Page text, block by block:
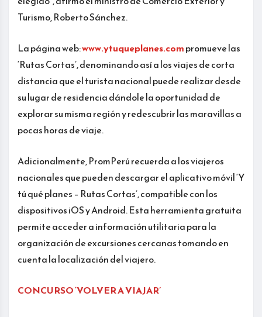
Turismo, Roberto Sánchez.
La página web:www.ytuqueplanes.compromueve las
‘Rutas Cortas’, denominando así a los viajes de corta
distancia que el turista nacional puede realizar desde
su lugar de residencia dándole la oportunidad de
explorar su misma región y redescubrir las maravillas a
pocas horas de viaje.
Adicionalmente, PromPerú recuerda a los viajeros
nacionales que pueden descargar el aplicativo móvil ‘Y
tú qué planes – Rutas Cortas’, compatible con los
dispositivos iOS y Android. Esta herramienta gratuita
permite acceder a información utilitaria para la
organización de excursiones cercanas tomando en
cuenta la localización del viajero.
CONCURSO ‘VOLVER A VIAJAR’